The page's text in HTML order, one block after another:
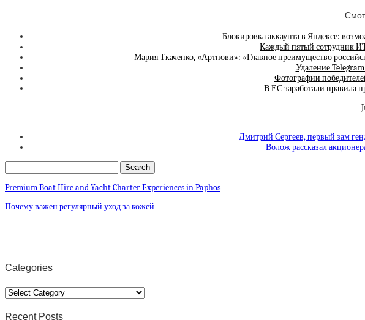
Блокировка аккаунта в Яндексе:
Каждый пятый сотрудник
Мария Ткаченко, «Артнови»: «Главное преимущество
Удаление
Фотографии
В ЕС заработали правила
Дмитрий Сергеев, первый зам
Волож рассказал
Premium Boat Hire and Yacht Charter Experiences in Paphos
Почему важен регулярный уход за кожей
Categories
Categories
Recent Posts